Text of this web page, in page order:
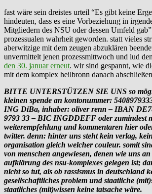
fast wäre sein dreistes urteil “Es gibt keine
hindeuten, dass es eine Vorbeziehung in
Mitgliedern des NSU oder dessen Umfeld
prozessualen wahrheit geworden. statt vieles
aberwitzige mit dem zeugen abzuklären
unvermittelt jenen prozessmittwoch und lud
den 30. januar erneut. wir sind gespannt, wie
mit dem komplex heilbronn danach
BITTE UNTERSTÜTZEN SIE UNS so
kleinen spende an kontonummer:
ING DiBa, inhaber: oliver renn – IBAN
9793 33 – BIC INGDDEFF oder zumindest
weiterempfehlung und kommentaren hier
twitter. denn: hinter uns steht kein verlag,
organisation gleich welcher couleur. somit
von menschen angewiesen, denen wie uns
aufklärung des nsu-komplexes gelegen ist;
nicht so tut, als ob rassismus in deutschland
gesellschaftliches problem und staatliche
staatliches (mit)wissen keine tatsache wäre.